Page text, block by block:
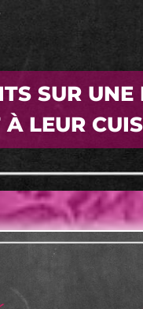
SUR UNE
LEUR